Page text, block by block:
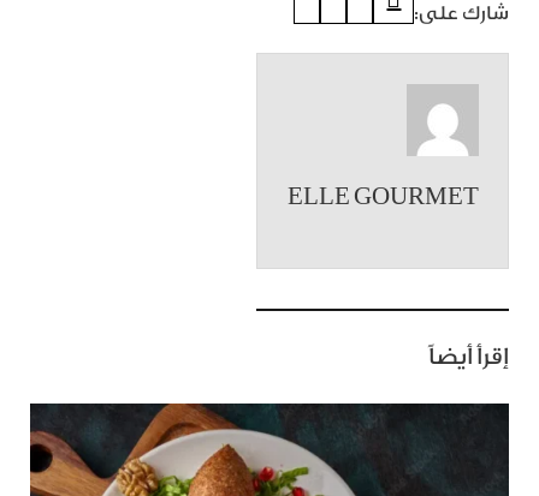
شارك على:
ELLE GOURMET
إقرأ أيضاً